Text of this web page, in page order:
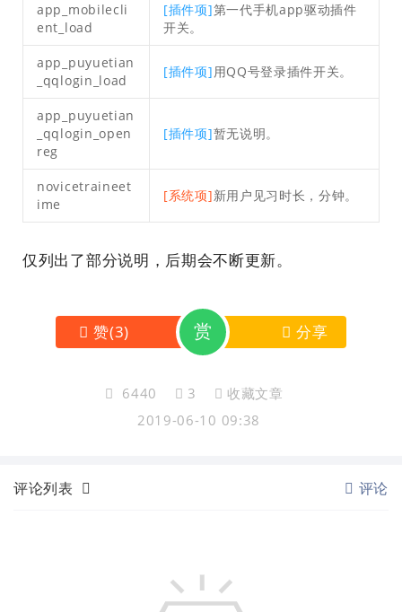
app_mobilecli
ent_load
[插件项]第一代手机app驱动插件
开关。
app_puyuetian
_qqlogin_load
[插件项]用QQ号登录插件开关。
app_puyuetian
_qqlogin_open
reg
[插件项]暂无说明。
novicetraineet
ime
[系统项]新用户见习时长，分钟。
仅列出了部分说明，后期会不断更新。
赞(3) 赏 分享
6440 3
收藏文章
2019-06-10 09:38
评论列表 评论